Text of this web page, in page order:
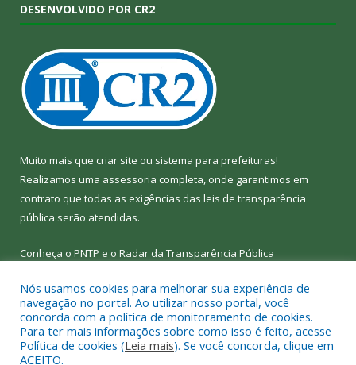
DESENVOLVIDO POR CR2
Muito mais que criar site ou sistema para prefeituras!
Realizamos uma assessoria completa, onde garantimos em
contrato que todas as exigências das leis de transparência
pública serão atendidas.
Conheça o PNTP e o Radar da Transparência Pública
Todos os direitos reservados a Câmara Municipal de Bom Jesus
do Tocantins.
Nós usamos cookies para melhorar sua experiência de
navegação no portal. Ao utilizar nosso portal, você
concorda com a política de monitoramento de cookies.
Para ter mais informações sobre como isso é feito, acesse
Política de cookies (Leia mais). Se você concorda, clique em
ACEITO.